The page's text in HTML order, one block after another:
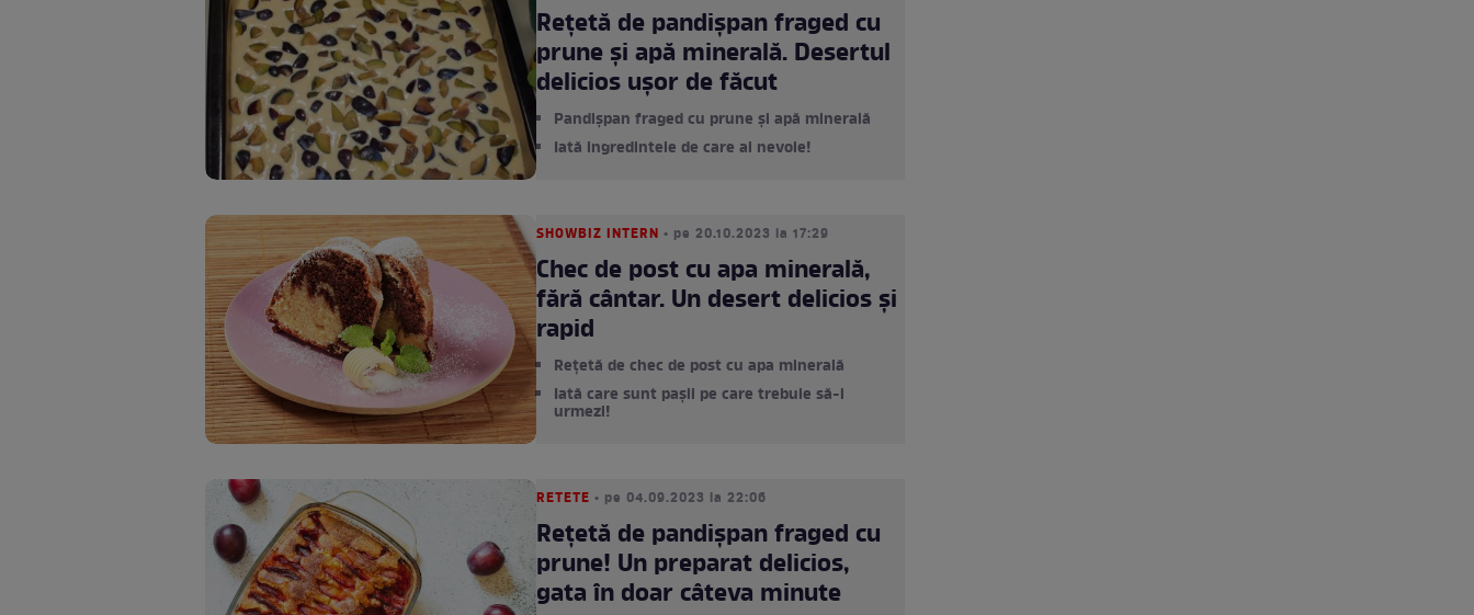
Rețetă de pandișpan fraged cu
prune și apă minerală. Desertul
delicios ușor de făcut
Pandișpan fraged cu prune și apă minerală
Iată ingredintele de care ai nevoie!
SHOWBIZ INTERN • pe 20.10.2023 la 17:29
Chec de post cu apa minerală,
fără cântar. Un desert delicios și
rapid
Rețetă de chec de post cu apa minerală
Iată care sunt pașii pe care trebuie să-i
urmezi!
RETETE • pe 04.09.2023 la 22:06
Rețetă de pandișpan fraged cu
prune! Un preparat delicios,
gata în doar câteva minute